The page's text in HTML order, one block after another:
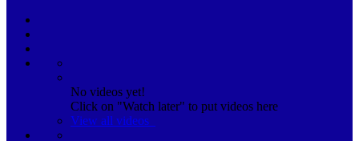
No videos yet!
Click on "Watch later" to put videos here
View all videos